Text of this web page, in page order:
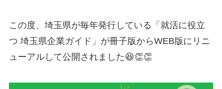
この度、埼玉県が毎年発行している「就活に役立
つ 埼玉県企業ガイド」が冊子版からWEB版にリニ
ューアルして公開されました😆👏👏